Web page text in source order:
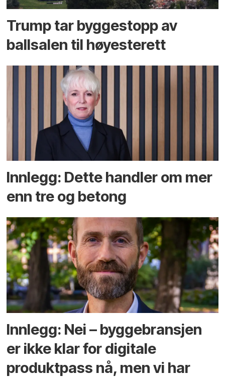
Trump tar byggestopp av
ballsalen til høyesterett
Innlegg: Dette handler om mer
enn tre og betong
Innlegg: Nei – byggebransjen
er ikke klar for digitale
produktpass nå, men vi har